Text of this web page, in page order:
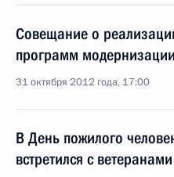
Совещание о
программ
31 октября 2012 года, 17:00
В День пожилого
встретился с ветеранами